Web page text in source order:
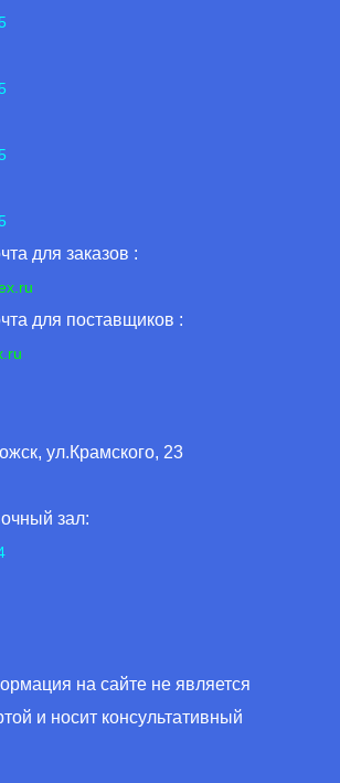
для заказов :
для поставщиков :
ул.Крамского, 23
зал:
на сайте не является
и носит консультативный